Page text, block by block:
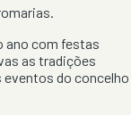
ano com festas
as tradições
do concelho